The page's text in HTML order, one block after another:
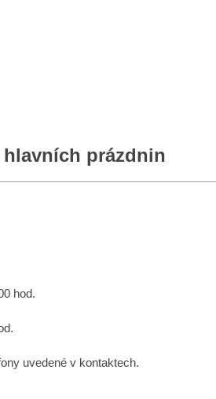
prázdnin
hod.
uvedené v kontaktech.